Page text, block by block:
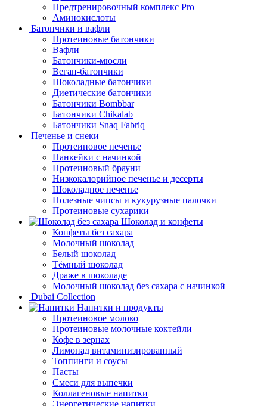
Предтренировочный комплекс Pro
Аминокислоты
Батончики и вафли
Протеиновые батончики
Вафли
Батончики-мюсли
Веган-батончики
Шоколадные батончики
Диетические батончики
Батончики Bombbar
Батончики Chikalab
Батончики Snaq Fabriq
Печенье и снеки
Протеиновое печенье
Панкейки с начинкой
Протеиновый брауни
Низкокалорийное печенье и десерты
Шоколадное печенье
Полезные чипсы и кукурузные палочки
Протеиновые сухарики
Шоколад и конфеты
Конфеты без сахара
Молочный шоколад
Белый шоколад
Тёмный шоколад
Драже в шоколаде
Молочный шоколад без сахара с начинкой
Dubai Collection
Напитки и продукты
Протеиновое молоко
Протеиновые молочные коктейли
Кофе в зернах
Лимонад витаминизированный
Топпинги и соусы
Пасты
Смеси для выпечки
Коллагеновые напитки
Энергетические напитки